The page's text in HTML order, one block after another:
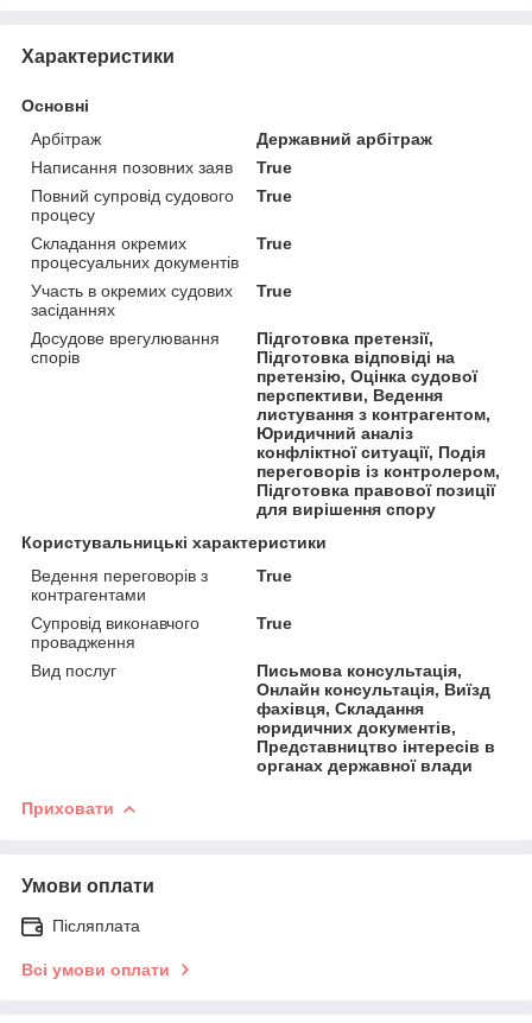
Характеристики
Основні
Арбітраж
Державний арбітраж
Написання позовних заяв
True
Повний супровід судового
процесу
True
Складання окремих
процесуальних документів
True
Участь в окремих судових
засіданнях
True
Досудове врегулювання
спорів
Підготовка претензії,
Підготовка відповіді на
претензію, Оцінка судової
перспективи, Ведення
листування з контрагентом,
Юридичний аналіз
конфліктної ситуації, Подія
переговорів із контролером,
Підготовка правової позиції
для вирішення спору
Користувальницькі характеристики
Ведення переговорів з
контрагентами
True
Супровід виконавчого
провадження
True
Вид послуг
Письмова консультація,
Онлайн консультація, Виїзд
фахівця, Складання
юридичних документів,
Представництво інтересів в
органах державної влади
Приховати
Умови оплати
Післяплата
Всі умови оплати